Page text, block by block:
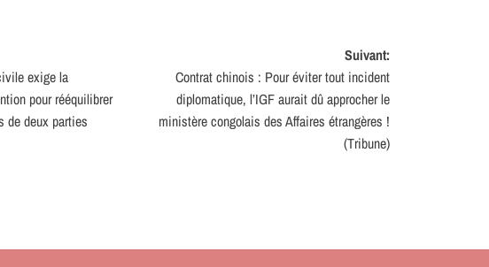
exige la
pour rééquilibrer
de deux parties
Suivant:
Contrat chinois : Pour éviter tout incident
diplomatique, l’IGF aurait dû approcher le
ministère congolais des Affaires étrangères !
(Tribune)